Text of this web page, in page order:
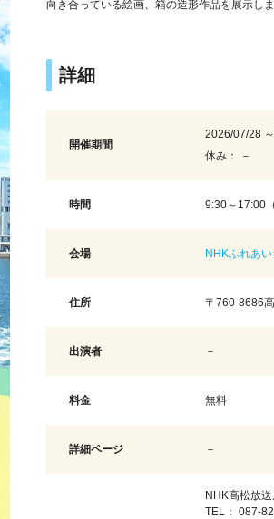
向き合っている絵画、箱の造形作品を展示しま
詳細
開催期間
2026/07/28
休み： －
時間 9:30～17:00
会場 NHKふれあ
住所 〒760-8686
出演者 －
料金 無料
詳細ページ －
NHK高松放送
TEL： 087-